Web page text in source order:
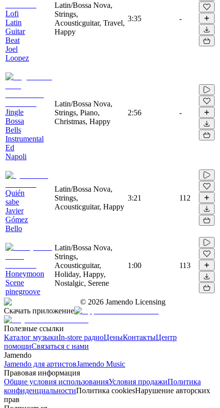
Lofi
Latin
Guitar
Beat
Joel
Loopez
Latin/Bossa Nova,
Strings,
Acousticguitar, Travel,
Happy
3:35 -
Jingle
Bossa
Bells
Instrumental
Ed
Napoli
Latin/Bossa Nova,
Strings, Piano,
Christmas, Happy
2:56 -
Quién
sabe
Javier
Gómez
Bello
Latin/Bossa Nova,
Strings,
Acousticguitar, Happy
3:21 112
Honeymoon
Scene
pinegroove
Latin/Bossa Nova,
Strings,
Acousticguitar,
Holiday, Happy,
Nostalgic, Serene
1:00 113
© 2026 Jamendo Licensing
Скачать приложение
Полезные ссылки
Каталог музыкиIn-store радиоЦеныКонтактыЦентр
помощиСвязаться с нами
Jamendo
Jamendo для артистовJamendo Music
Правовая информация
Общие условия использованияУсловия продажиПолитика
конфиденциальностиПолитика cookiesНарушение авторских
прав